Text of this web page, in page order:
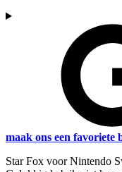
maak ons een favoriete
Star Fox voor Nintendo